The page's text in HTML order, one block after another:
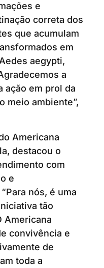
e
correta dos
que acumulam
em
aegypti,
a
ação em prol da
meio ambiente”,
Americana
destacou o
com
e
nós, é uma
tão
Americana
convivência e
de
toda a